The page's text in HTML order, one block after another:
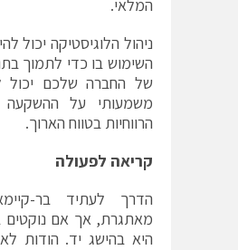
המלאי.
ניהול הלוגיסטיקה יכול
השימוש בו כדי לתמוך
של החברה שלכם יכול
משמעותי על ההשקעה
הרווחיות בטווח הארוך.
קריאה לפעולה
הדרך לעתיד בר-
מאתגרת, אך אם
היא בהישג יד. הודות